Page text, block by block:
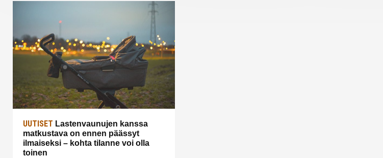
UUTISET Lastenvaunujen kanssa
matkustava on ennen päässyt
ilmaiseksi – kohta tilanne voi olla
toinen